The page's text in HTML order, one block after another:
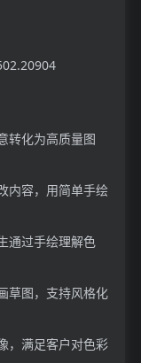
转化为高质量图
内容，用简单手绘
通过手绘理解色
草图，支持风格化
，满足客户对色彩